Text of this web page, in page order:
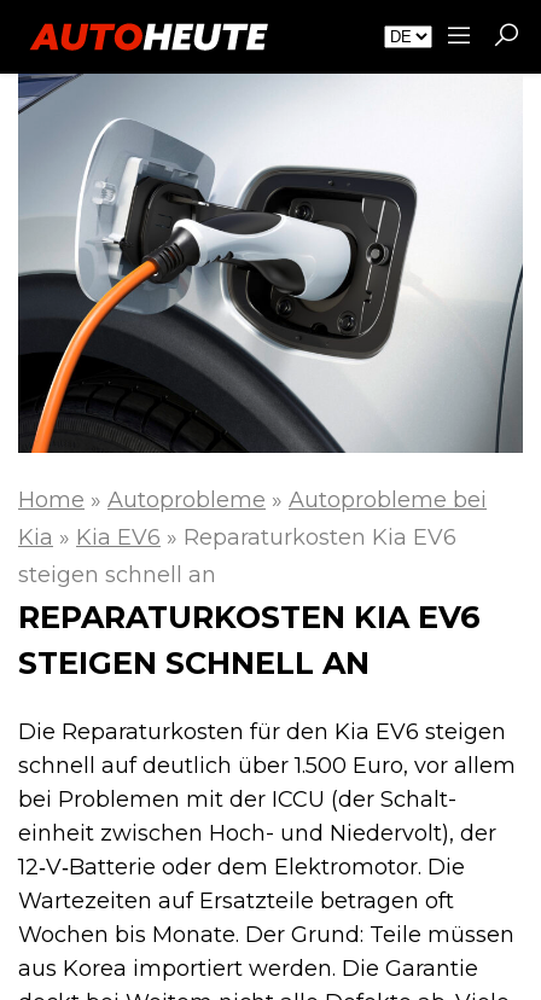
Home » Autoprobleme » Autoprobleme bei
Kia » Kia EV6 » Reparaturkosten Kia EV6
steigen schnell an
REPARATURKOSTEN KIA EV6
STEIGEN SCHNELL AN
Die Reparaturkosten für den Kia EV6 steigen
schnell auf deutlich über 1.500 Euro, vor allem
bei Problemen mit der ICCU (der Schalt­
einheit zwischen Hoch- und Niedervolt), der
12‑V‑Batterie oder dem Elektromotor. Die
Wartezeiten auf Ersatzteile betragen oft
Wochen bis Monate. Der Grund: Teile müssen
aus Korea importiert werden. Die Garantie